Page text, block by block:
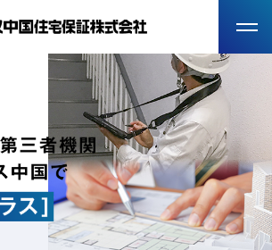
ホーム
業務案内